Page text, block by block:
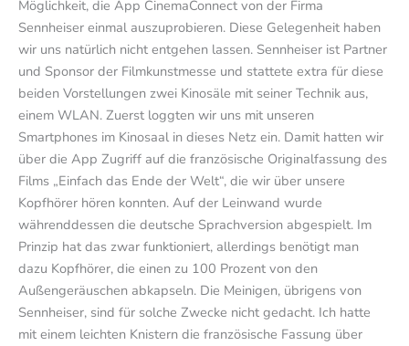
Möglichkeit, die App CinemaConnect von der Firma
Sennheiser einmal auszuprobieren. Diese Gelegenheit haben
wir uns natürlich nicht entgehen lassen. Sennheiser ist Partner
und Sponsor der Filmkunstmesse und stattete extra für diese
beiden Vorstellungen zwei Kinosäle mit seiner Technik aus,
einem WLAN. Zuerst loggten wir uns mit unseren
Smartphones im Kinosaal in dieses Netz ein. Damit hatten wir
über die App Zugriff auf die französische Originalfassung des
Films „Einfach das Ende der Welt“, die wir über unsere
Kopfhörer hören konnten. Auf der Leinwand wurde
währenddessen die deutsche Sprachversion abgespielt. Im
Prinzip hat das zwar funktioniert, allerdings benötigt man
dazu Kopfhörer, die einen zu 100 Prozent von den
Außengeräuschen abkapseln. Die Meinigen, übrigens von
Sennheiser, sind für solche Zwecke nicht gedacht. Ich hatte
mit einem leichten Knistern die französische Fassung über